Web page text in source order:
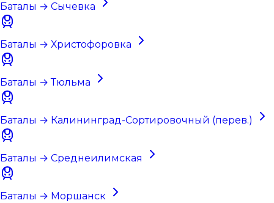
Баталы → Сычевка
Баталы → Христофоровка
Баталы → Тюльма
Баталы → Калининград-Сортировочный (перев.)
Баталы → Среднеилимская
Баталы → Моршанск